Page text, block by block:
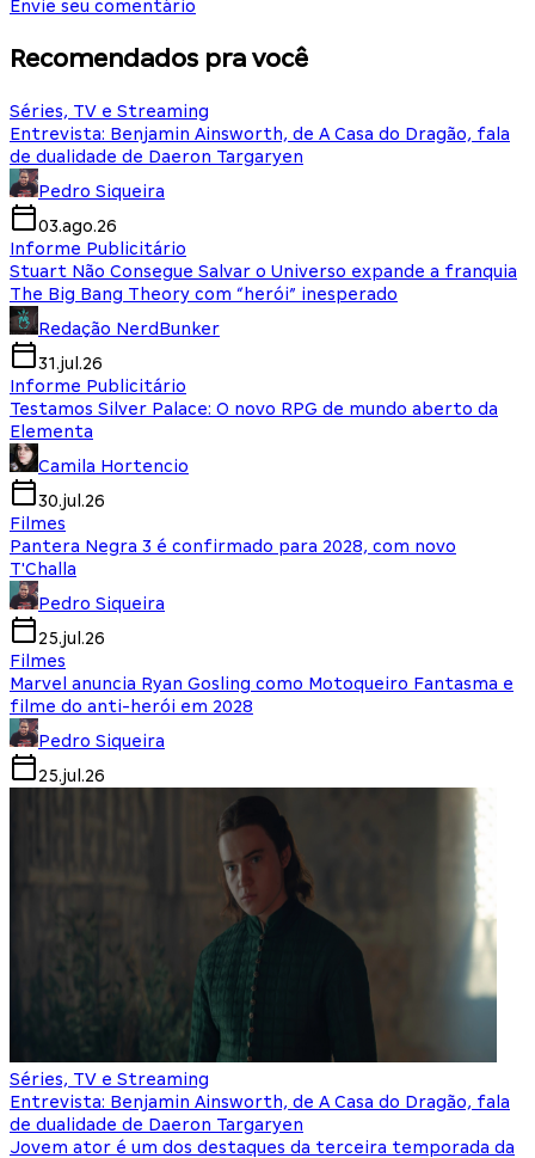
Envie seu comentário
Recomendados pra você
Séries, TV e Streaming
Entrevista: Benjamin Ainsworth, de A Casa do Dragão, fala
de dualidade de Daeron Targaryen
Pedro Siqueira
03.ago.26
Informe Publicitário
Stuart Não Consegue Salvar o Universo expande a franquia
The Big Bang Theory com “herói” inesperado
Redação NerdBunker
31.jul.26
Informe Publicitário
Testamos Silver Palace: O novo RPG de mundo aberto da
Elementa
Camila Hortencio
30.jul.26
Filmes
Pantera Negra 3 é confirmado para 2028, com novo
T'Challa
Pedro Siqueira
25.jul.26
Filmes
Marvel anuncia Ryan Gosling como Motoqueiro Fantasma e
filme do anti-herói em 2028
Pedro Siqueira
25.jul.26
Séries, TV e Streaming
Entrevista: Benjamin Ainsworth, de A Casa do Dragão, fala
de dualidade de Daeron Targaryen
Jovem ator é um dos destaques da terceira temporada da